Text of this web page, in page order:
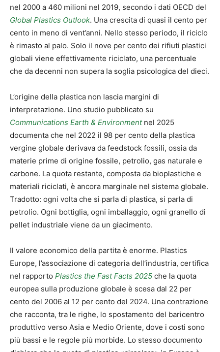
nel 2000 a 460 milioni nel 2019, secondo i dati OECD del
Global Plastics Outlook. Una crescita di quasi il cento per
cento in meno di vent’anni. Nello stesso periodo, il riciclo
è rimasto al palo. Solo il nove per cento dei rifiuti plastici
globali viene effettivamente riciclato, una percentuale
che da decenni non supera la soglia psicologica del dieci.
L’origine della plastica non lascia margini di
interpretazione. Uno studio pubblicato su
Communications Earth & Environmentnel 2025
documenta che nel 2022 il 98 per cento della plastica
vergine globale derivava da feedstock fossili, ossia da
materie prime di origine fossile, petrolio, gas naturale e
carbone. La quota restante, composta da bioplastiche e
materiali riciclati, è ancora marginale nel sistema globale.
Tradotto: ogni volta che si parla di plastica, si parla di
petrolio. Ogni bottiglia, ogni imballaggio, ogni granello di
pellet industriale viene da un giacimento.
Il valore economico della partita è enorme. Plastics
Europe, l’associazione di categoria dell’industria, certifica
nel rapporto Plastics the Fast Facts 2025 che la quota
europea sulla produzione globale è scesa dal 22 per
cento del 2006 al 12 per cento del 2024. Una contrazione
che racconta, tra le righe, lo spostamento del baricentro
produttivo verso Asia e Medio Oriente, dove i costi sono
più bassi e le regole più morbide. Lo stesso documento